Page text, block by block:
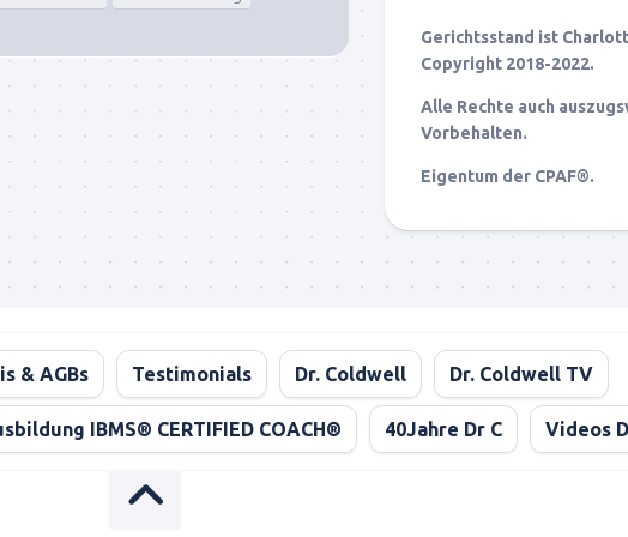
Gerichtsstand ist
Copyright 2018-2022.
Alle Rechte auch
Vorbehalten.
Eigentum der CPAF®.
& AGBs Testimonials Dr. Coldwell Dr. Coldwell TV
IBMS® CERTIFIED COACH® 40Jahre Dr C Videos